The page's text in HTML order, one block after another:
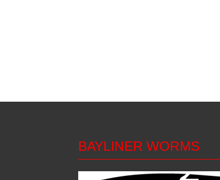
BAYLINER WORMS